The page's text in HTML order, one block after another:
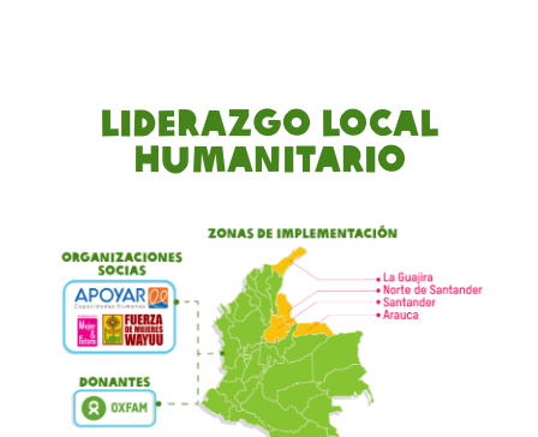
Liderazgo Local
Humanitario